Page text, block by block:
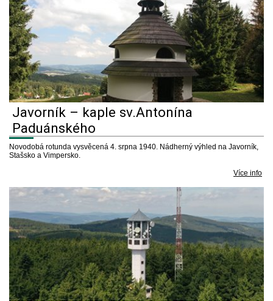
Javorník – kaple sv.Antonína
Paduánského
Novodobá rotunda vysvěcená 4. srpna 1940. Nádherný výhled na Javorník,
Stašsko a Vimpersko.
Více info